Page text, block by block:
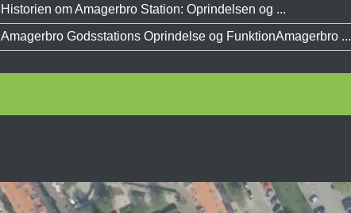
Historien om Amagerbro Station: Oprindelsen og ...
Amagerbro Godsstations Oprindelse og FunktionAmagerbro ...